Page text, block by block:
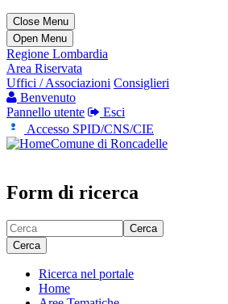
Close Menu
Open Menu
Regione Lombardia
Area Riservata
Uffici / Associazioni Consiglieri
Benvenuto
Pannello utente
Esci
Accesso SPID/CNS/CIE
Comune di Roncadelle
Form di ricerca
Cerca
Cerca
Ricerca nel portale
Home